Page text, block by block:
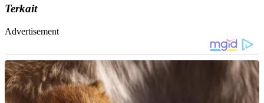
Terkait
Advertisement